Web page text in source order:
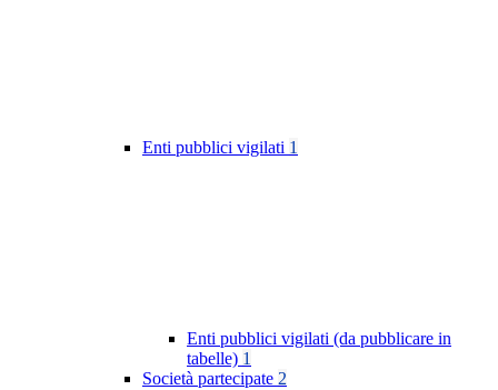
Enti pubblici vigilati 1
Enti pubblici vigilati (da pubblicare in
tabelle) 1
Società partecipate 2